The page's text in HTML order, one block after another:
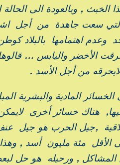
الخبث , وبالعودة الى
التي سعت جاهدة من أجل
وعدم اهتمامها بالبلاد
الأخضر واليابس …
من أجل الأسد .
المادية والبشرية
هناك خسائر أخرى لايمكن
,جيل الحرب هو
الأقل مئة مليون أسد ,
المشاكل , ورحيله هو حل